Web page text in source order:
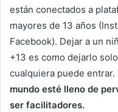
están conectados a
mayores de 13 años
Facebook). Dejar a un
+13 es como dejarlo
cualquiera puede entrar.
mundo esté lleno de
ser facilitadores.